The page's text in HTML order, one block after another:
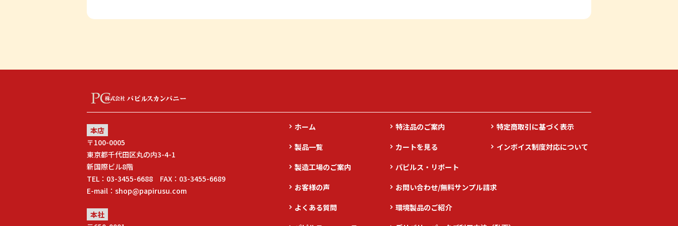
本店
〒100-0005
東京都千代田区丸の内3-4-1
新国際ビル8階
TEL：03-3455-6688 FAX：03-3455-6689
E-mail：shop@papirusu.com
本社
ホーム
製品一覧
製造工場のご案内
お客様の声
よくある質問
特注品のご案内
カートを見る
パピルス・リポート
お問い合わせ/無料サンプル請求
環境製品のご紹介
特定商取引に基づく表示
インボイス制度対応について